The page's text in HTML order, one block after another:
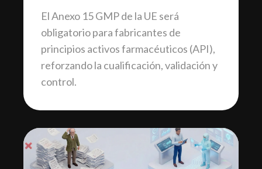
El Anexo 15 GMP de la UE será
obligatorio para fabricantes de
principios activos farmacéuticos (API),
reforzando la cualificación, validación y
control.